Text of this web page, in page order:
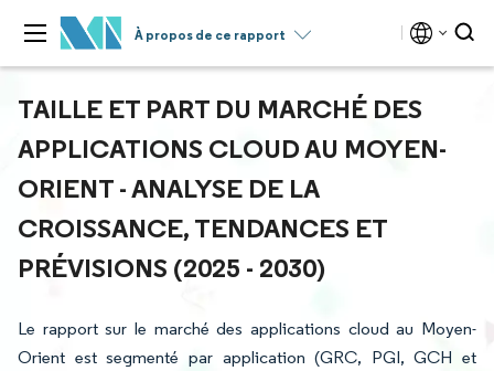
À propos de ce rapport
TAILLE ET PART DU MARCHÉ DES
APPLICATIONS CLOUD AU MOYEN-
ORIENT - ANALYSE DE LA
CROISSANCE, TENDANCES ET
PRÉVISIONS (2025 - 2030)
Le rapport sur le marché des applications cloud au Moyen-
Orient est segmenté par application (GRC, PGI, GCH et